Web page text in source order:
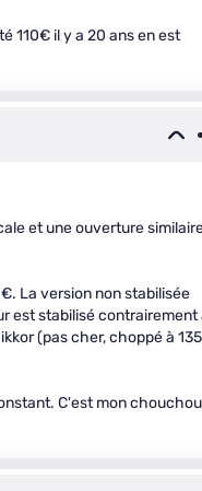
110€ il y a 20 ans en est
et une ouverture
La version non stabilisée
est stabilisé contrairement
(pas cher, choppé à
C'est mon chouchou